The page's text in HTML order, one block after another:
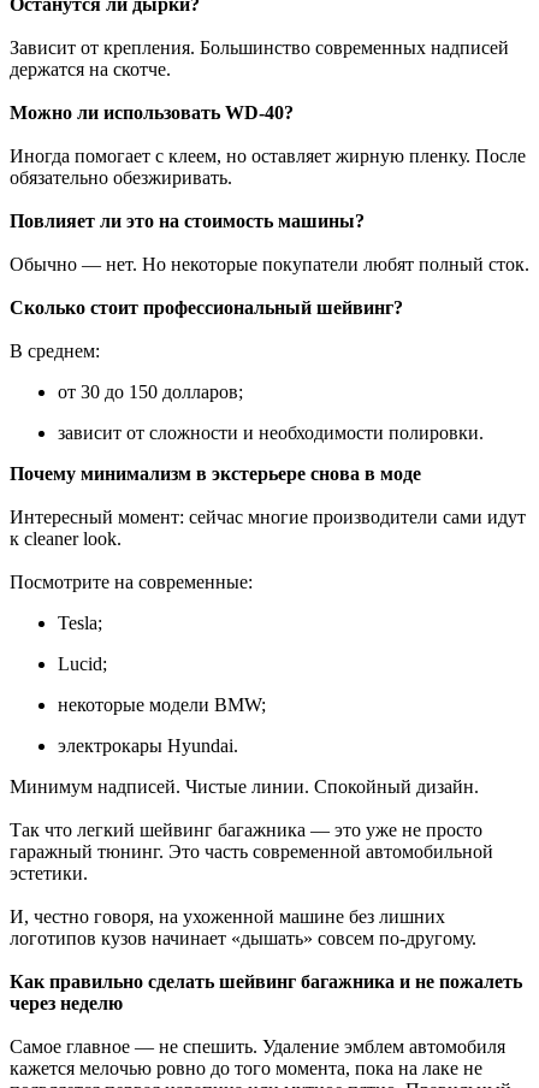
Останутся ли дырки?
Зависит от крепления. Большинство современных надписей
держатся на скотче.
Можно ли использовать WD-40?
Иногда помогает с клеем, но оставляет жирную пленку. После
обязательно обезжиривать.
Повлияет ли это на стоимость машины?
Обычно — нет. Но некоторые покупатели любят полный сток.
Сколько стоит профессиональный шейвинг?
В среднем:
от 30 до 150 долларов;
зависит от сложности и необходимости полировки.
Почему минимализм в экстерьере снова в моде
Интересный момент: сейчас многие производители сами идут
к cleaner look.
Посмотрите на современные:
Tesla;
Lucid;
некоторые модели BMW;
электрокары Hyundai.
Минимум надписей. Чистые линии. Спокойный дизайн.
Так что легкий шейвинг багажника — это уже не просто
гаражный тюнинг. Это часть современной автомобильной
эстетики.
И, честно говоря, на ухоженной машине без лишних
логотипов кузов начинает «дышать» совсем по-другому.
Как правильно сделать шейвинг багажника и не пожалеть
через неделю
Самое главное — не спешить. Удаление эмблем автомобиля
кажется мелочью ровно до того момента, пока на лаке не